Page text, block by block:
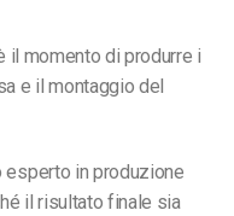
il momento di produrre i
e il montaggio del
esperto in produzione
il risultato finale sia